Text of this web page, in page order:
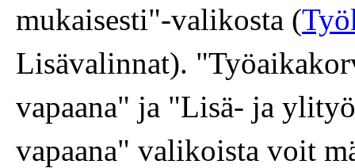
mukaisesti"-valikosta (
Lisävalinnat).
vapaana" ja "Lisä- ja
vapaana" valikoista voit